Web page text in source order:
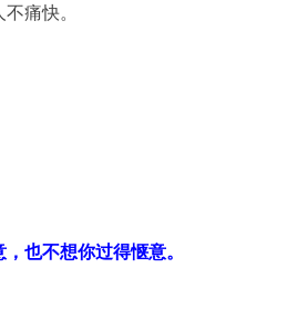
痛快。
也不想你过得惬意。